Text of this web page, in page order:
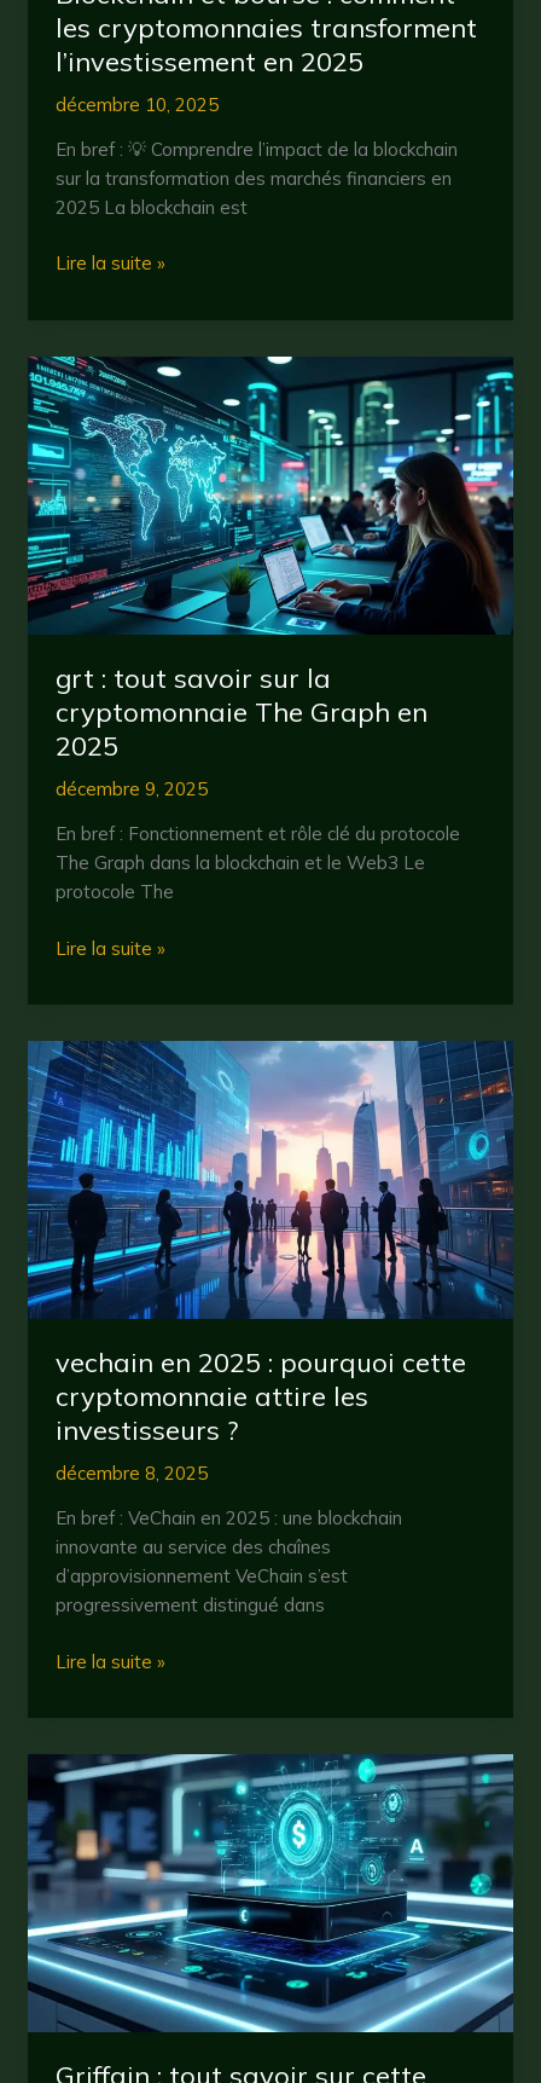
les cryptomonnaies transforment
l’investissement en 2025
décembre 10, 2025
En bref : 💡 Comprendre l’impact de la blockchain
sur la transformation des marchés financiers en
2025 La blockchain est
Blockchain
bourse
comment
les
cryptomonnaies
transforment
l’investissement
en
2025
Lire la suite »
grt : tout savoir sur la
cryptomonnaie The Graph en
2025
décembre 9, 2025
En bref : Fonctionnement et rôle clé du protocole
The Graph dans la blockchain et le Web3 Le
protocole The
grt
tout
sur
la
cryptomonnaie
The
Graph
en
2025
Lire la suite »
vechain en 2025 : pourquoi cette
cryptomonnaie attire les
investisseurs ?
décembre 8, 2025
En bref : VeChain en 2025 : une blockchain
innovante au service des chaînes
d’approvisionnement VeChain s’est
progressivement distingué dans
vechain
2025
pourquoi
cette
cryptomonnaie
attire
investisseurs
?
Lire la suite »
Griffain : tout savoir sur cette